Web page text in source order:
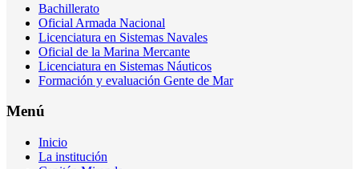
Bachillerato
Oficial Armada Nacional
Licenciatura en Sistemas Navales
Oficial de la Marina Mercante
Licenciatura en Sistemas Náuticos
Formación y evaluación Gente de Mar
Menú
Inicio
La institución